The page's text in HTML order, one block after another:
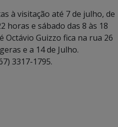
à visitação até 7 de julho, de
horas e sábado das 8 às 18
Octávio Guizzo fica na rua 26
e a 14 de Julho.
3317-1795.